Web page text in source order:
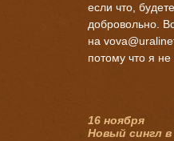
если что,
добровольно.
на
потому что я
16 ноября
Новый сингл